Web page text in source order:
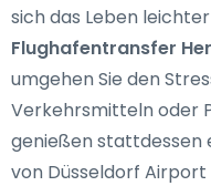
sich das Leben
Flughafentransfer
umgehen Sie den
Verkehrsmitteln oder
genießen stattdessen
von Düsseldorf Airport